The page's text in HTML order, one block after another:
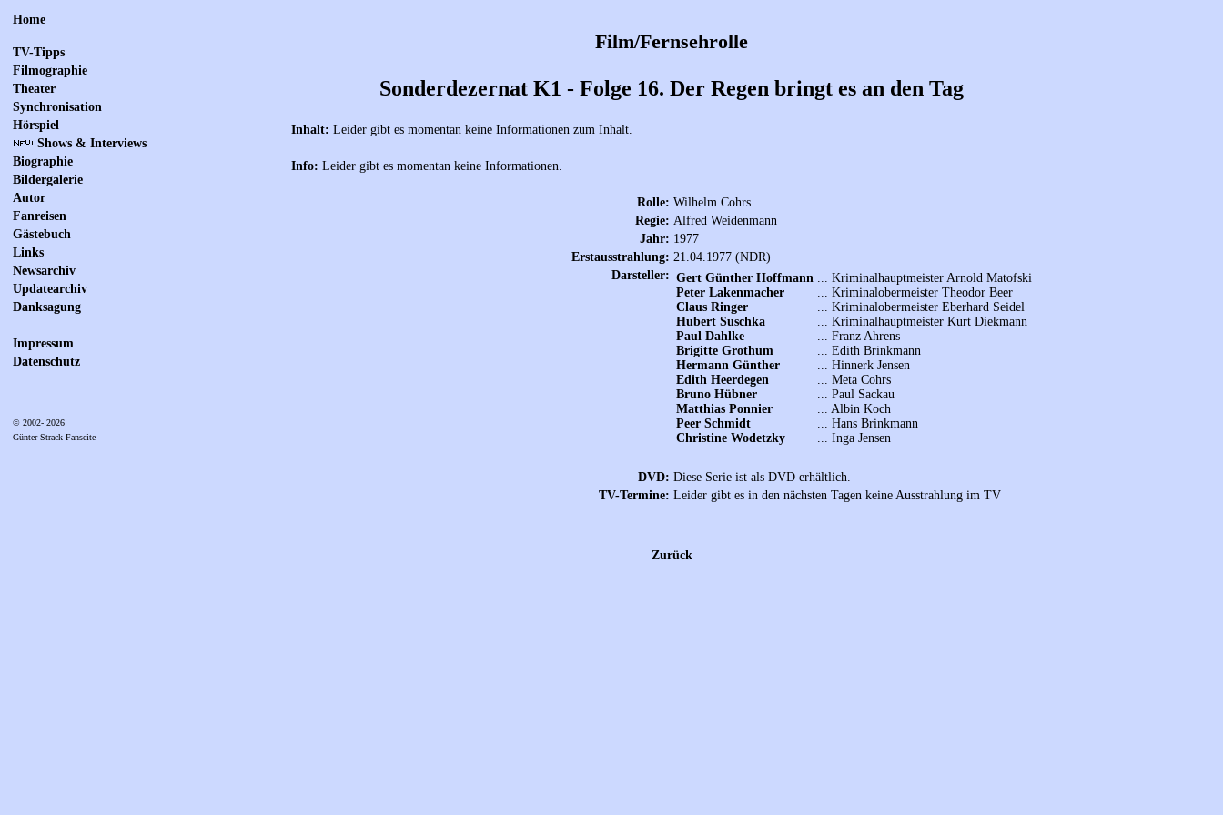
Home
TV-Tipps
Filmographie
Theater
Synchronisation
Hörspiel
Shows & Interviews
Biographie
Bildergalerie
Autor
Fanreisen
Gästebuch
Links
Newsarchiv
Updatearchiv
Danksagung
Impressum
Datenschutz
© 2002- 2026
Günter Strack Fanseite
Film/Fernsehrolle
Sonderdezernat K1 - Folge 16. Der Regen bringt es an den Tag
Inhalt: Leider gibt es momentan keine Informationen zum Inhalt.
Info: Leider gibt es momentan keine Informationen.
Rolle: Wilhelm Cohrs
Regie: Alfred Weidenmann
Jahr: 1977
Erstausstrahlung: 21.04.1977 (NDR)
Darsteller: Gert Günther Hoffmann
Peter Lakenmacher
Claus Ringer
Hubert Suschka
Paul Dahlke
Brigitte Grothum
Hermann Günther
Edith Heerdegen
Bruno Hübner
Matthias Ponnier
Peer Schmidt
Christine Wodetzky
... Kriminalhauptmeister Arnold Matofski
... Kriminalobermeister Theodor Beer
... Kriminalobermeister Eberhard Seidel
... Kriminalhauptmeister Kurt Diekmann
... Franz Ahrens
... Edith Brinkmann
... Hinnerk Jensen
... Meta Cohrs
... Paul Sackau
... Albin Koch
... Hans Brinkmann
... Inga Jensen
DVD: Diese Serie ist als DVD erhältlich.
TV-Termine: Leider gibt es in den nächsten Tagen keine Ausstrahlung im TV
Zurück